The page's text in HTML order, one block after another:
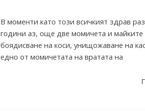
В моменти като този всичкият здрав
години аз, още две момичета и
боядисване на коси, унищожаване на
едно от момичетата на вратата на